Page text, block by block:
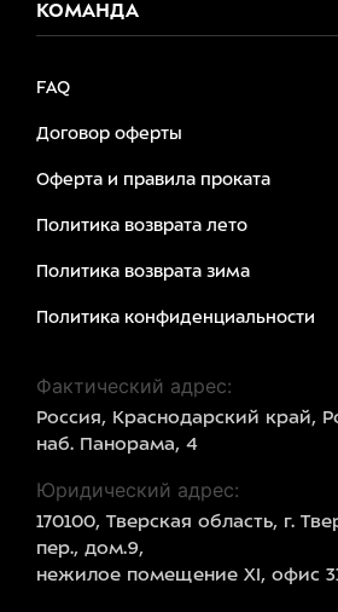
КОМАНДА
FAQ
Договор оферты
Оферта и правила проката
Политика возврата лето
Политика возврата зима
Политика конфиденциальности
Фактический адрес:
Россия, Краснодарский край,
наб. Панорама, 4
Юридический адрес:
170100, Тверская область, г.
пер., дом.9,
нежилое помещение XI, офис